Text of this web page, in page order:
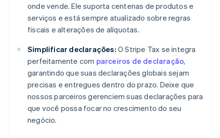
onde vende. Ele suporta centenas de produtos e
serviços e está sempre atualizado sobre regras
fiscais e alterações de alíquotas.
Simplificar declarações: O Stripe Tax se integra
perfeitamente com parceiros de declaração,
garantindo que suas declarações globais sejam
precisas e entregues dentro do prazo. Deixe que
nossos parceiros gerenciem suas declarações para
que você possa focar no crescimento do seu
negócio.